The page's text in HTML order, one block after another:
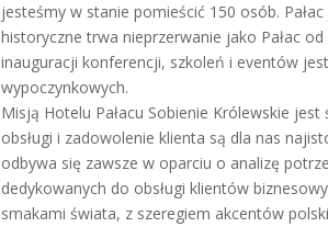
jesteśmy w stanie pomieścić 150 osób.
historyczne trwa nieprzerwanie jako Pałac
inauguracji konferencji, szkoleń i eventów
wypoczynkowych.
Misją Hotelu Pałacu Sobienie Królewskie
obsługi i zadowolenie klienta są dla nas
odbywa się zawsze w oparciu o analizę
dedykowanych do obsługi klientów
smakami świata, z szeregiem akcentów